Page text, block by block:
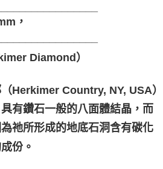
，
Diamond）
Herkimer Country, NY, USA）
有鑽石一般的八面體結晶，而
祂所形成的地底石洞含有碳化
份。